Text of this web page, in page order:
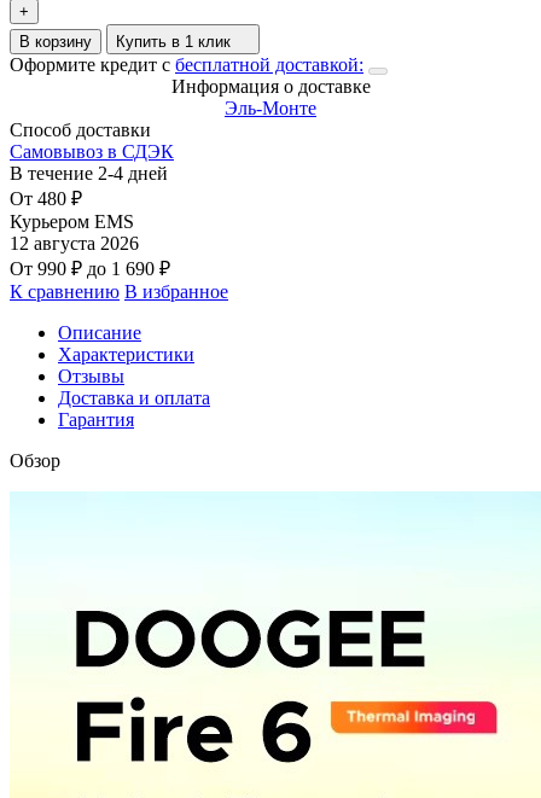
+
В корзину
Купить в 1 клик
Оформите кредит с бесплатной доставкой:
Информация о доставке
Эль-Монте
Способ доставки
Самовывоз в СДЭК
В течение 2-4 дней
От 480 ₽
Курьером EMS
12 августа 2026
От 990 ₽ до 1 690 ₽
К сравнению В избранное
Описание
Характеристики
Отзывы
Доставка и оплата
Гарантия
Обзор